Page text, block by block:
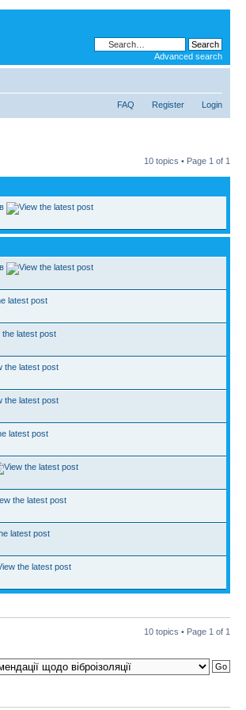
Advanced search
FAQ Register Login
10 topics • Page 1 of 1
10 topics • Page 1 of 1